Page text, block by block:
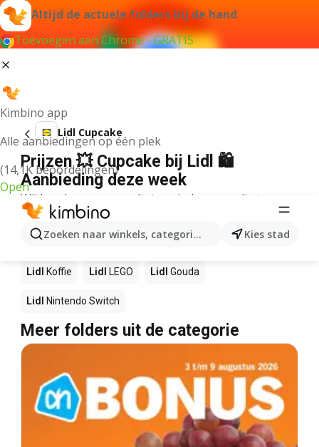
Altijd de actuele folders bij de hand
Toevoegen aan Chrome - GRATIS
Kimbino app
Alle aanbiedingen op één plek
(14,1K beoordelingen)
Open
Zoeken naar winkels, categorieën, producten...
Kies stad
Lidl Cupcake
Prijzen 💥 Cupcake bij Lidl 🛍️
Aanbieding deze week
Wij konden geen resultaten vinden voor die term.
Andere producten in winkels Lidl
Lidl Lidl Sushi Mango
Lidl Koffie Lidl LEGO Lidl Gouda
Lidl Nintendo Switch
Meer folders uit de categorie